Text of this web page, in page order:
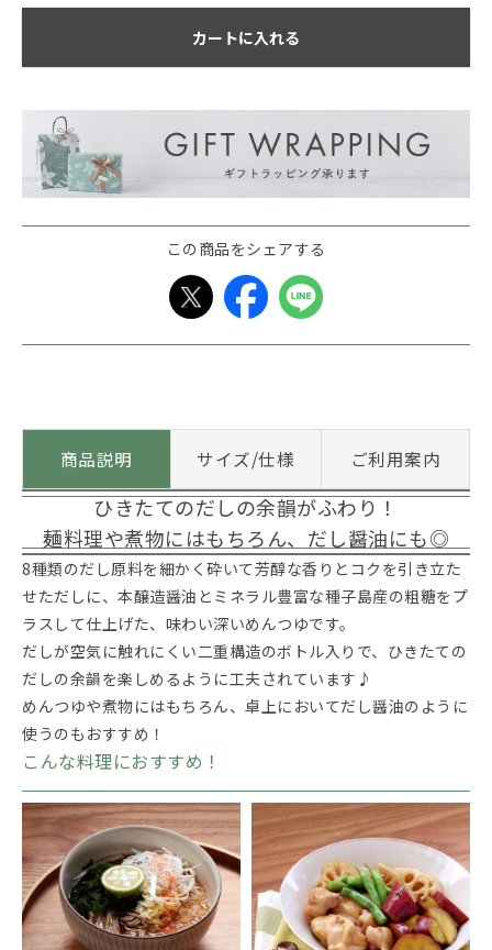
カートに入れる
この商品をシェアする
商品説明 サイズ/仕様 ご利用案内
ひきたてのだしの余韻がふわり！
麺料理や煮物にはもちろん、だし醤油にも◎
8種類のだし原料を細かく砕いて芳醇な香りとコクを引き立た
せただしに、本醸造醤油とミネラル豊富な種子島産の粗糖をプ
ラスして仕上げた、味わい深いめんつゆです。
だしが空気に触れにくい二重構造のボトル入りで、ひきたての
だしの余韻を楽しめるように工夫されています♪
めんつゆや煮物にはもちろん、卓上においてだし醤油のように
使うのもおすすめ！
こんな料理におすすめ！